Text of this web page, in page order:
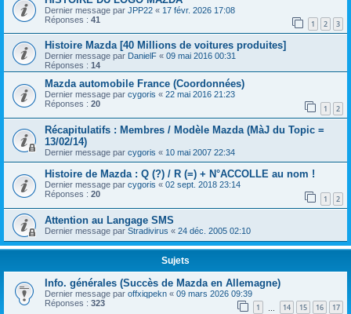
Dernier message par JPP22 « 17 févr. 2026 17:08
Réponses : 41 1 2 3
Histoire Mazda [40 Millions de voitures produites]
Dernier message par DanielF « 09 mai 2016 00:31
Réponses : 14
Mazda automobile France (Coordonnées)
Dernier message par cygoris « 22 mai 2016 21:23
Réponses : 20 1 2
Récapitulatifs : Membres / Modèle Mazda (MàJ du Topic =
13/02/14)
Dernier message par cygoris « 10 mai 2007 22:34
Histoire de Mazda : Q (?) / R (=) + N°ACCOLLE au nom !
Dernier message par cygoris « 02 sept. 2018 23:14
Réponses : 20 1 2
Attention au Langage SMS
Dernier message par Stradivirus « 24 déc. 2005 02:10
Sujets
Info. générales (Succès de Mazda en Allemagne)
Dernier message par offxiqpekn « 09 mars 2026 09:39
Réponses : 323 1 14 15 16 17